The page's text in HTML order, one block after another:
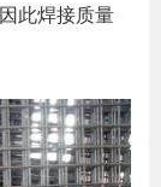
此焊接质量